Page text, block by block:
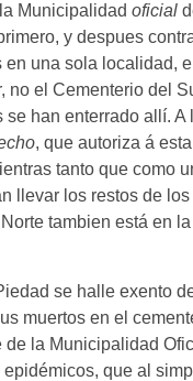
Municipalidad oficial
y despues
una sola localidad,
no el Cementerio del
han enterrado allí.
, que autoriza á
tanto que como
llevar los restos de
tambien está en
se halle exento
muertos en el
de la Municipalidad
que al